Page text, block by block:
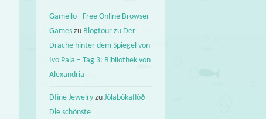
Gameilo - Free Online Browser
Games zu Blogtour zu Der
Drache hinter dem Spiegel von
Ivo Pala – Tag 3: Bibliothek von
Alexandria
Dfine Jewelry zuJólabókaflóð –
Die schönste